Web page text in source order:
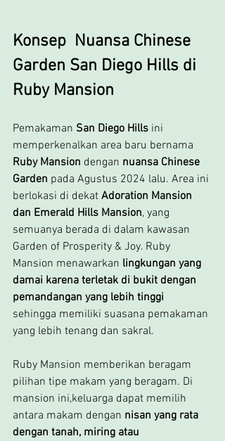
Konsep  Nuansa Chinese
Garden San Diego Hills di
Ruby Mansion
Pemakaman San Diego Hills ini
memperkenalkan area baru bernama
Ruby Mansion dengan nuansa Chinese
Garden pada Agustus 2024 lalu. Area ini
berlokasi di dekat Adoration Mansion
dan Emerald Hills Mansion, yang
semuanya berada di dalam kawasan
Garden of Prosperity & Joy. Ruby
Mansion menawarkan lingkungan yang
damai karena terletak di bukit dengan
pemandangan yang lebih tinggi
sehingga memiliki suasana pemakaman
yang lebih tenang dan sakral.
Ruby Mansion memberikan beragam
pilihan tipe makam yang beragam. Di
mansion ini,keluarga dapat memilih
antara makam dengan nisan yang rata
dengan tanah, miring atau